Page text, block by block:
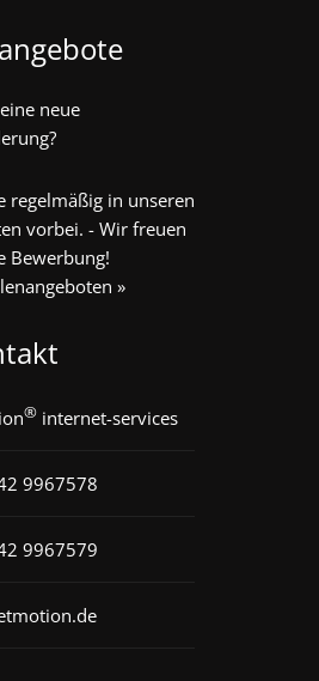
neue
regelmäßig in unseren
vorbei. - Wir freuen
Bewerbung!
»
® internet-services
9967578
9967579